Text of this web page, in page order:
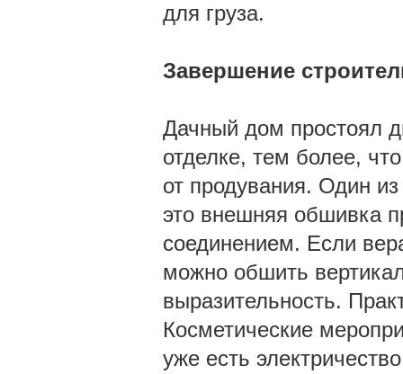
для груза.
Завершение
Дачный дом простоял
отделке, тем более,
от продувания. Один
это внешняя обшивка
соединением. Если
можно обшить
выразительность.
Косметические
уже есть